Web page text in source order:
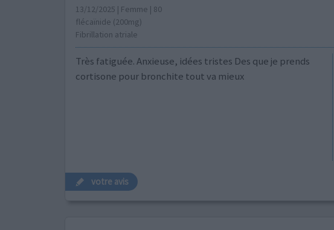
13/12/2025 | Femme | 80
flécaïnide (200mg)
Fibrillation atriale
Très fatiguée. Anxieuse, idées tristes Des que je prends
cortisone pour bronchite tout va mieux
votre avis